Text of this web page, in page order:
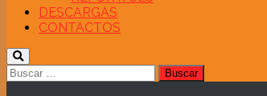
DESCARGAS
CONTACTOS
Buscar: